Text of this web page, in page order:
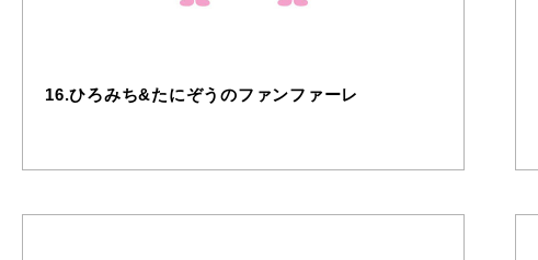
16.ひろみち&たにぞうのファンファーレ